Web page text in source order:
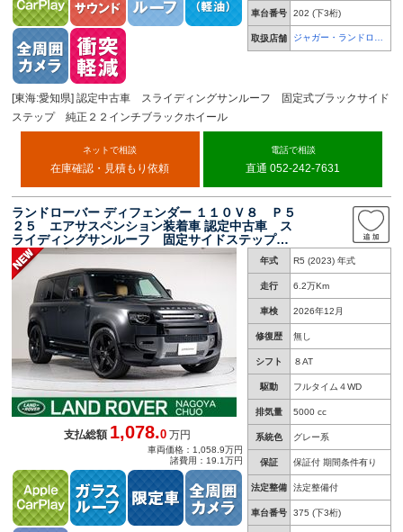
車台番号 202 (下3桁)
取扱店舗
ジャガー・ランドロー
[東海:愛知県] 認定中古車 スライディングサンルーフ 固定式ブラックサイド
ステップ 純正２２インチブラックホイール
ネットで相談
在庫確認・見積もり依頼
電話で相談
直通 052-242-7631
ランドローバー ディフェンダー １１０Ｖ８ Ｐ５
２５ エアサスペンション装着車 認定中古車 ス
ライディングサンルーフ 固定サイドステップ
２２インチアルミホイール ＥＴＣ２．０ エア
サスペンション デジテルインナーミラー アッ
プルカープレイ ヘッドアップディスプレイ
年式 R5 (2023) 年式
走行 6.2万Km
車検 2026年12月
修復歴 無し
シフト ８AT
駆動 フルタイム４WD
排気量 5000 cc
系統色 グレー系
保証 保証付 期間条件有り
法定整備 法定整備付
車台番号 375 (下3桁)
支払総額1,078.0 万円
車両価格：1,058.9万円
諸費用：19.1万円